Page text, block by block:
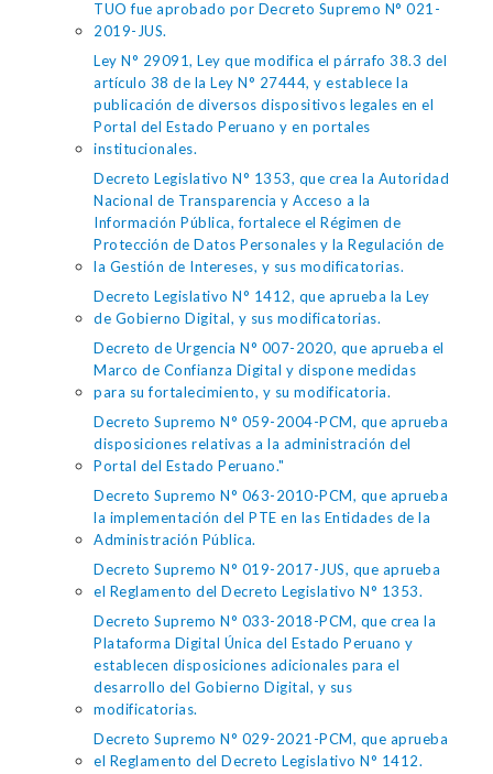
TUO fue aprobado por Decreto Supremo N° 021-
2019-JUS.
Ley N° 29091, Ley que modifica el párrafo 38.3 del
artículo 38 de la Ley N° 27444, y establece la
publicación de diversos dispositivos legales en el
Portal del Estado Peruano y en portales
institucionales.
Decreto Legislativo N° 1353, que crea la Autoridad
Nacional de Transparencia y Acceso a la
Información Pública, fortalece el Régimen de
Protección de Datos Personales y la Regulación de
la Gestión de Intereses, y sus modificatorias.
Decreto Legislativo N° 1412, que aprueba la Ley
de Gobierno Digital, y sus modificatorias.
Decreto de Urgencia N° 007-2020, que aprueba el
Marco de Confianza Digital y dispone medidas
para su fortalecimiento, y su modificatoria.
Decreto Supremo N° 059-2004-PCM, que aprueba
disposiciones relativas a la administración del
Portal del Estado Peruano."
Decreto Supremo N° 063-2010-PCM, que aprueba
la implementación del PTE en las Entidades de la
Administración Pública.
Decreto Supremo N° 019-2017-JUS, que aprueba
el Reglamento del Decreto Legislativo N° 1353.
Decreto Supremo N° 033-2018-PCM, que crea la
Plataforma Digital Única del Estado Peruano y
establecen disposiciones adicionales para el
desarrollo del Gobierno Digital, y sus
modificatorias.
Decreto Supremo N° 029-2021-PCM, que aprueba
el Reglamento del Decreto Legislativo N° 1412.